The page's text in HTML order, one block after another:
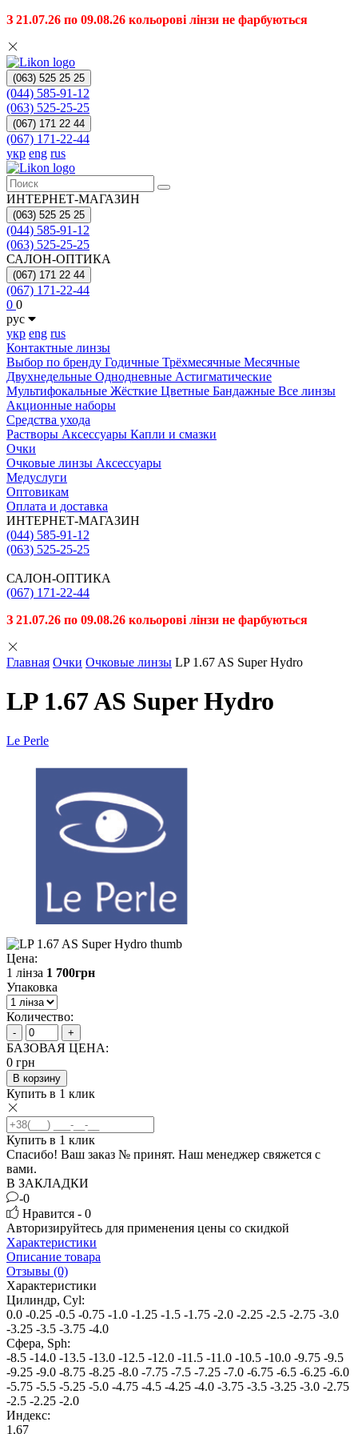
З 21.07.26 по 09.08.26 кольорові лінзи не фарбуються
(063) 525 25 25
(044) 585-91-12
(063) 525-25-25
(067) 171 22 44
(067) 171-22-44
укр eng rus
ИНТЕРНЕТ-МАГАЗИН
(063) 525 25 25
(044) 585-91-12
(063) 525-25-25
САЛОН-ОПТИКА
(067) 171 22 44
(067) 171-22-44
0 0
рус
укр eng rus
Контактные линзы
Выбор по бренду Годичные Трёхмесячные Месячные
Двухнедельные Однодневные Астигматические
Мультифокальные Жёсткие Цветные Бандажные Все линзы
Акционные наборы
Средства ухода
Растворы Аксессуары Капли и смазки
Очки
Очковые линзы Аксессуары
Медуслуги
Оптовикам
Оплата и доставка
ИНТЕРНЕТ-МАГАЗИН
(044) 585-91-12
(063) 525-25-25
САЛОН-ОПТИКА
(067) 171-22-44
З 21.07.26 по 09.08.26 кольорові лінзи не фарбуються
Главная Очки Очковые линзы LP 1.67 AS Super Hydro
LP 1.67 AS Super Hydro
Le Perle
Цена:
1 лінза 1 700грн
Упаковка
Количество:
- +
БАЗОВАЯ ЦЕНА:
0 грн
В корзину
Купить в 1 клик
Купить в 1 клик
Спасибо! Ваш заказ № принят. Наш менеджер свяжется с
вами.
В ЗАКЛАДКИ
-0
Нравится - 0
Авторизируйтесь для применения цены со скидкой
Характеристики
Описание товара
Отзывы (0)
Характеристики
Цилиндр, Cyl:
0.0 -0.25 -0.5 -0.75 -1.0 -1.25 -1.5 -1.75 -2.0 -2.25 -2.5 -2.75 -3.0
-3.25 -3.5 -3.75 -4.0
Сфера, Sph:
-8.5 -14.0 -13.5 -13.0 -12.5 -12.0 -11.5 -11.0 -10.5 -10.0 -9.75 -9.5
-9.25 -9.0 -8.75 -8.25 -8.0 -7.75 -7.5 -7.25 -7.0 -6.75 -6.5 -6.25 -6.0
-5.75 -5.5 -5.25 -5.0 -4.75 -4.5 -4.25 -4.0 -3.75 -3.5 -3.25 -3.0 -2.75
-2.5 -2.25 -2.0
Индекс:
1.67